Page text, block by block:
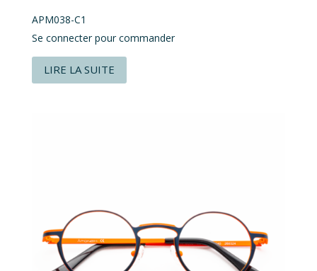
APM038-C1
Se connecter pour commander
LIRE LA SUITE